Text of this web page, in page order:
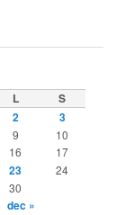
L S
2 3
9
10
16
17
23
24
30
dec »